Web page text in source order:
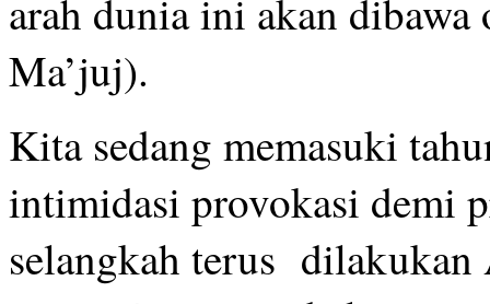
arah dunia ini akan
Ma’juj).
Kita sedang memasuki
intimidasi provokasi demi
selangkah terus dilakukan